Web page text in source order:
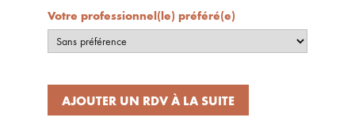
Votre professionnel(le) préféré(e)
AJOUTER UN RDV À LA SUITE